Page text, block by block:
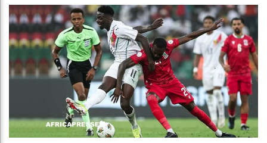
Côte
Tunisie
Ceuta :